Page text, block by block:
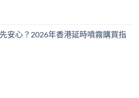
安心？2026年香港延時噴霧購買指